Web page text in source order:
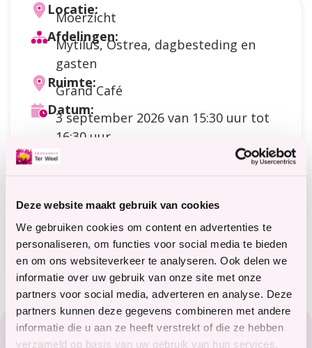
Deze website maakt gebruik van cookies
We gebruiken cookies om content en advertenties te
personaliseren, om functies voor social media te bieden
en om ons websiteverkeer te analyseren. Ook delen we
informatie over uw gebruik van onze site met onze
partners voor social media, adverteren en analyse. Deze
partners kunnen deze gegevens combineren met andere
informatie die u aan ze heeft verstrekt of die ze hebben
verzameld op basis van uw gebruik van hun services.
Locatie:
Moerzicht
Afdelingen:
Mytilus, Ostrea, dagbesteding en
gasten
Ruimte:
Grand Café
Datum:
3 september 2026van 15:30 uur tot
16:30 uur
Doelgroep:
Dagbesteding
Gasten
Kosten:
informatie
over
de
kosten
Betaling via counter restaurant
Meer informatie?
terweelactief@terweel.nl
Footer